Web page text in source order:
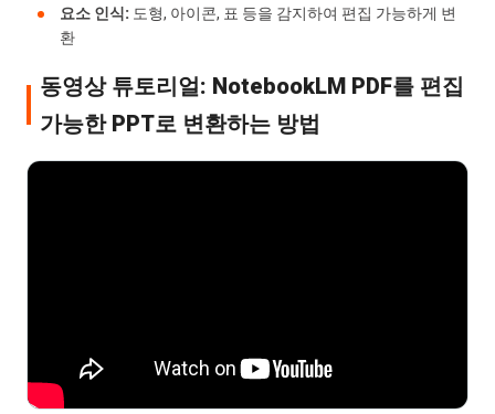
요소 인식: 도형, 아이콘, 표 등을 감지하여 편집 가능하게 변
환
동영상 튜토리얼: NotebookLM PDF를 편집
가능한 PPT로 변환하는 방법